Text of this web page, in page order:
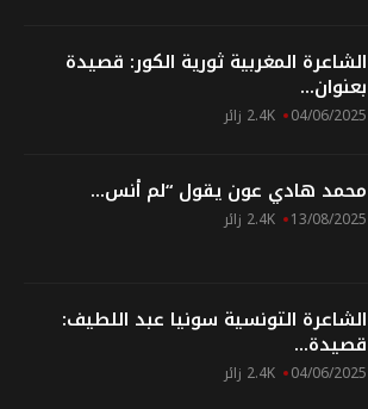
الشاعرة المغربية ثورية الكور: قصيدة
بعنوان...
04/06/2025 2.4K زائر
محمد هادي عون يقول “لم أنس...
13/08/2025 2.4K زائر
الشاعرة التونسية سونيا عبد اللطيف:
قصيدة...
04/06/2025 2.4K زائر